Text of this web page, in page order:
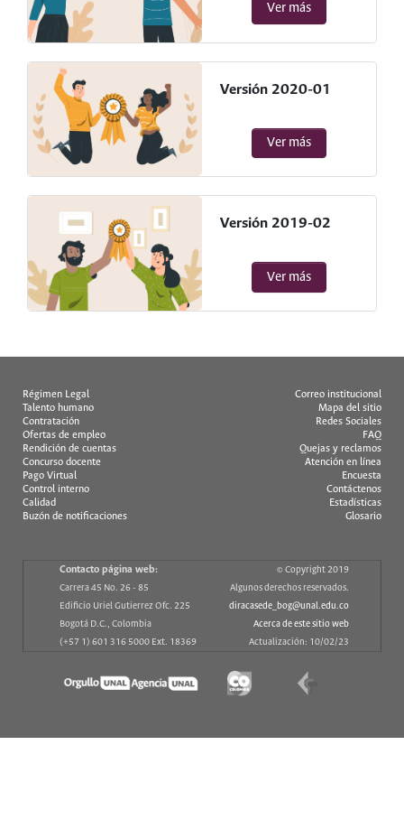
Ver más
Versión 2020-01
Ver más
Versión 2019-02
Ver más
Régimen Legal
Talento humano
Contratación
Ofertas de empleo
Rendición de cuentas
Concurso docente
Pago Virtual
Control interno
Calidad
Buzón de notificaciones
Correo institucional
Mapa del sitio
Redes Sociales
FAQ
Quejas y reclamos
Atención en línea
Encuesta
Contáctenos
Estadísticas
Glosario
Contacto página web:
Carrera 45 No. 26 - 85
Edificio Uriel Gutierrez Ofc. 225
Bogotá D.C., Colombia
(+57 1) 601 316 5000 Ext. 18369
© Copyright 2019
Algunos derechos reservados.
diracasede_bog@unal.edu.co
Acerca de este sitio web
Actualización: 10/02/23